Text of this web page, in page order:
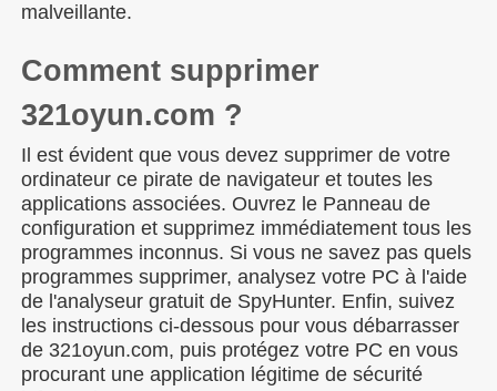
malveillante.
Comment supprimer
321oyun.com ?
Il est évident que vous devez supprimer de votre
ordinateur ce pirate de navigateur et toutes les
applications associées. Ouvrez le Panneau de
configuration et supprimez immédiatement tous les
programmes inconnus. Si vous ne savez pas quels
programmes supprimer, analysez votre PC à l'aide
de l'analyseur gratuit de SpyHunter. Enfin, suivez
les instructions ci-dessous pour vous débarrasser
de 321oyun.com, puis protégez votre PC en vous
procurant une application légitime de sécurité